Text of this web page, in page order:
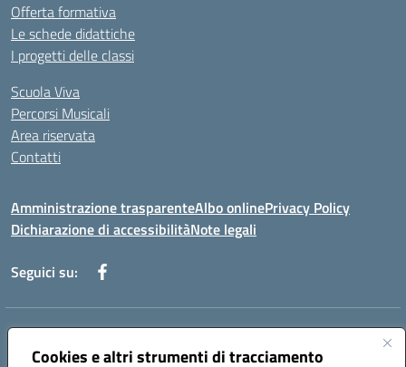
Cookies e altri strumenti di tracciamento
Offerta formativa
Le schede didattiche
I progetti delle classi
Scuola Viva
Percorsi Musicali
Area riservata
Contatti
Amministrazione trasparenteAlbo onlinePrivacy Policy
Dichiarazione di accessibilitàNote legali
Seguici su:
Indirizzo:
Centralino:089868360 Email:saic857007@istruzione.it